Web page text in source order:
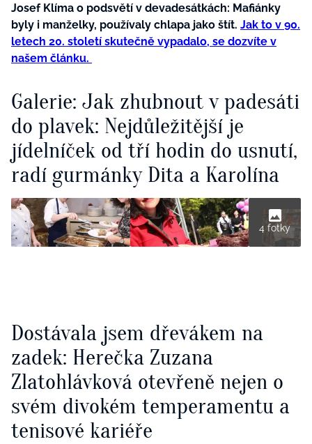
Josef Klíma o podsvětí v devadesátkách: Mafiánky
byly i manželky, používaly chlapa jako štít. Jak to v 90.
letech 20. století skutečně vypadalo, se dozvíte v
našem článku.
Galerie: Jak zhubnout v padesáti
do plavek: Nejdůležitější je
jídelníček od tří hodin do usnutí,
radí gurmánky Dita a Karolína
4 fotky
Dostávala jsem dřevákem na
zadek: Herečka Zuzana
Zlatohlávková otevřeně nejen o
svém divokém temperamentu a
tenisové kariéře